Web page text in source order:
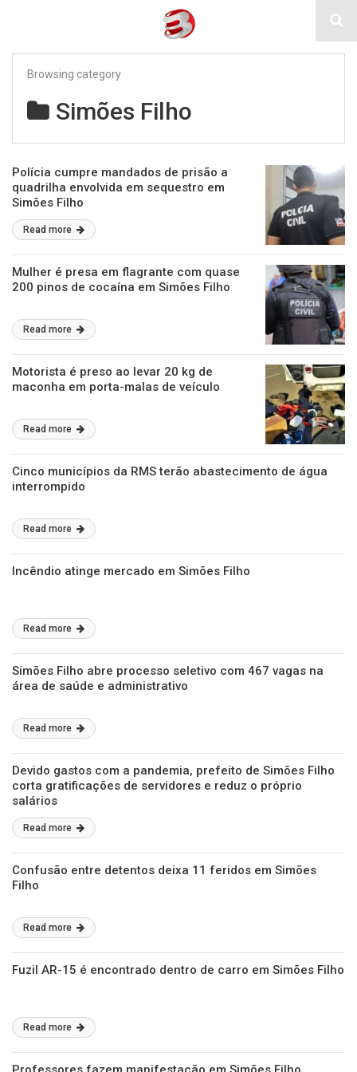
Browsing category
Simões Filho
Polícia cumpre mandados de prisão a
quadrilha envolvida em sequestro em
Simões Filho
Read more
Mulher é presa em flagrante com quase
200 pinos de cocaína em Simões Filho
Read more
Motorista é preso ao levar 20 kg de
maconha em porta-malas de veículo
Read more
Cinco municípios da RMS terão abastecimento de água
interrompido
Read more
Incêndio atinge mercado em Simões Filho
Read more
Simões Filho abre processo seletivo com 467 vagas na
área de saúde e administrativo
Read more
Devido gastos com a pandemia, prefeito de Simões Filho
corta gratificações de servidores e reduz o próprio
salários
Read more
Confusão entre detentos deixa 11 feridos em Simões
Filho
Read more
Fuzil AR-15 é encontrado dentro de carro em Simões Filho
Read more